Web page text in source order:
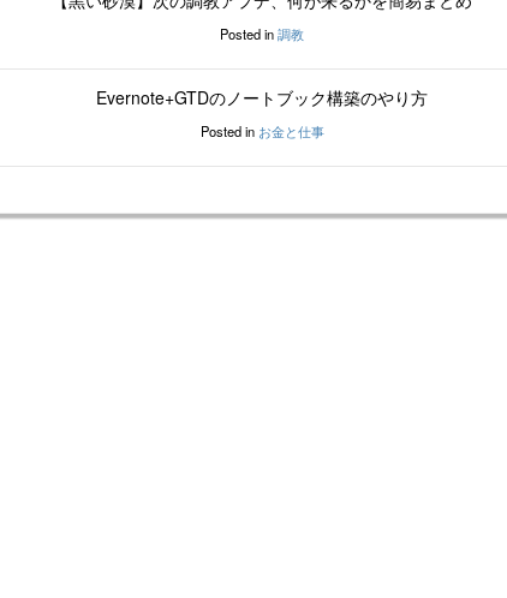
Posted in調教
Evernote+GTDのノートブック構築のやり方
Posted in お金と仕事